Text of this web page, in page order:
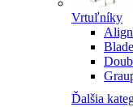
Vrtuľníky
Align
Blade
Ďalšia